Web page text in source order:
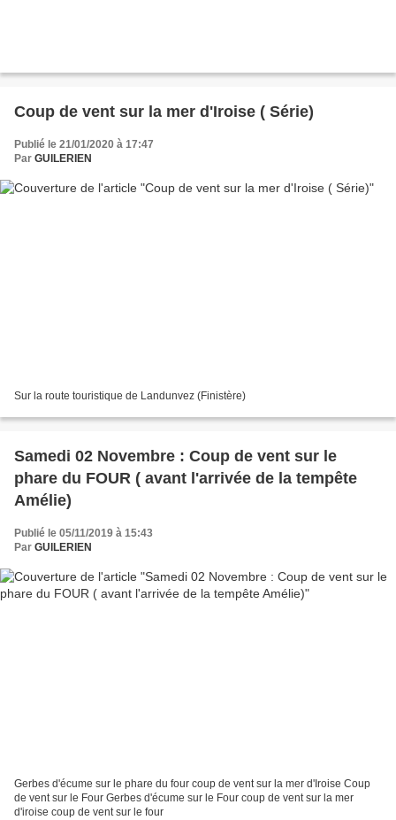
Coup de vent sur la mer d'Iroise ( Série)
Publié le 21/01/2020 à 17:47
Par GUILERIEN
Sur la route touristique de Landunvez (Finistère)
Samedi 02 Novembre : Coup de vent sur le
phare du FOUR ( avant l'arrivée de la tempête
Amélie)
Publié le 05/11/2019 à 15:43
Par GUILERIEN
Gerbes d'écume sur le phare du four coup de vent sur la mer d'Iroise Coup
de vent sur le Four Gerbes d'écume sur le Four coup de vent sur la mer
d'iroise coup de vent sur le four